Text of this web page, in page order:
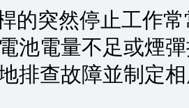
的突然停止工作
池電量不足或煙
排查故障並制定